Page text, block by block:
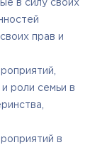
в силу своих
прав и
роли семьи в
в